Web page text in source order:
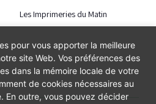
Les Imprimeries du Matin
pour vous apporter la meilleure
site Web. Vos préférences des
dans la mémoire locale de votre
de cookies nécessaires au
En outre, vous pouvez décider